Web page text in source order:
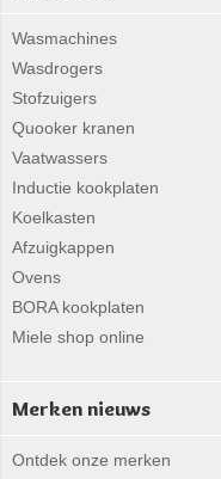
Wasmachines
Wasdrogers
Stofzuigers
Quooker kranen
Vaatwassers
Inductie kookplaten
Koelkasten
Afzuigkappen
Ovens
BORA kookplaten
Miele shop online
Merken nieuws
Ontdek onze merken